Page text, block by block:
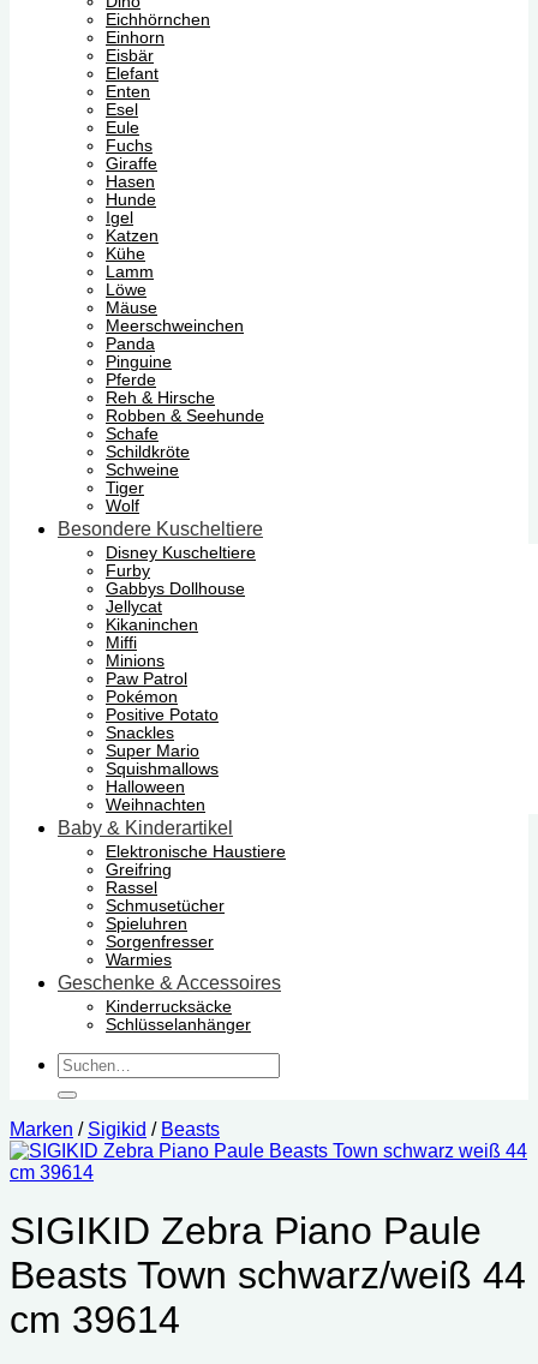
Eichhörnchen
Einhorn
Eisbär
Elefant
Enten
Esel
Eule
Fuchs
Giraffe
Hasen
Hunde
Igel
Katzen
Kühe
Lamm
Löwe
Mäuse
Meerschweinchen
Panda
Pinguine
Pferde
Reh & Hirsche
Robben & Seehunde
Schafe
Schildkröte
Schweine
Tiger
Wolf
Besondere Kuscheltiere
Disney Kuscheltiere
Furby
Gabbys Dollhouse
Jellycat
Kikaninchen
Miffi
Minions
Paw Patrol
Pokémon
Positive Potato
Snackles
Super Mario
Squishmallows
Halloween
Weihnachten
Baby & Kinderartikel
Elektronische Haustiere
Greifring
Rassel
Schmusetücher
Spieluhren
Sorgenfresser
Warmies
Geschenke & Accessoires
Kinderrucksäcke
Schlüsselanhänger
Suchen
nach:
Marken / Sigikid / Beasts
SIGIKID Zebra Piano Paule
Beasts Town schwarz/weiß 44
cm 39614